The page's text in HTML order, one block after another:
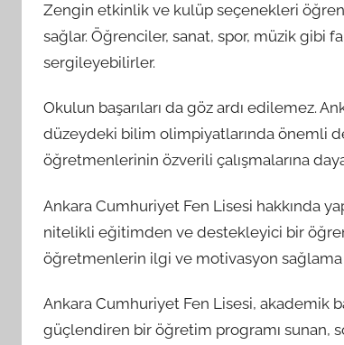
Zengin etkinlik ve kulüp seçenekleri
sağlar. Öğrenciler, sanat, spor, müzik gibi
sergileyebilirler.
Okulun başarıları da göz ardı edilemez.
düzeydeki bilim olimpiyatlarında önemli
öğretmenlerinin özverili çalışmalarına
Ankara Cumhuriyet Fen Lisesi hakkında
nitelikli eğitimden ve destekleyici bir
öğretmenlerin ilgi ve motivasyon
Ankara Cumhuriyet Fen Lisesi, akademik
güçlendiren bir öğretim programı sunan,